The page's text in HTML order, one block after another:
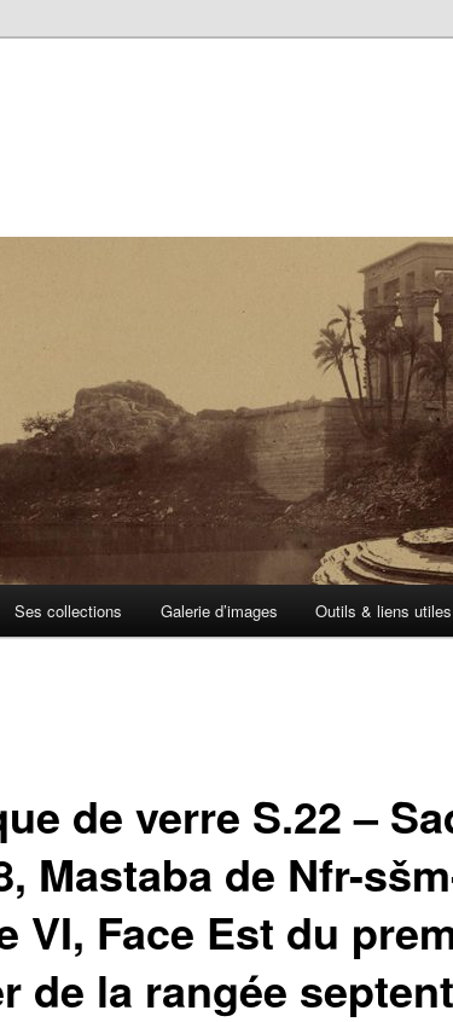
Ses collections Galerie d’images Outils & liens utiles
de verre S.22 –
Mastaba de Nfr-
VI, Face Est du
de la rangée